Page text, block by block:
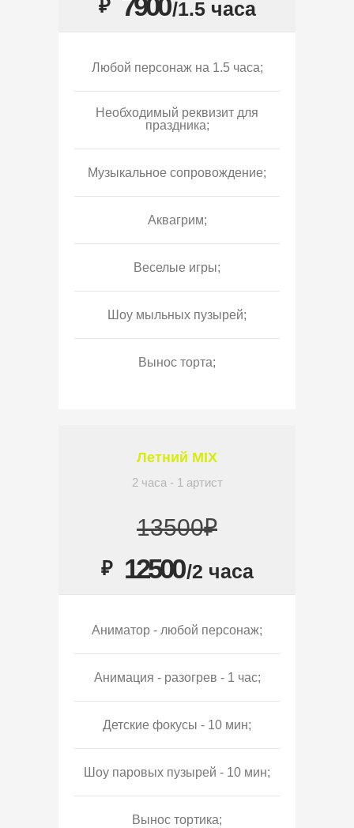
₽ /1.5 часа
Любой персонаж на 1.5 часа;
Необходимый реквизит для
праздника;
Музыкальное сопровождение;
Аквагрим;
Веселые игры;
Шоу мыльных пузырей;
Вынос торта;
Летний MIX
2 часа - 1 артист
13500₽
₽ 12500/2 часа
Аниматор - любой персонаж;
Анимация - разогрев - 1 час;
Детские фокусы - 10 мин;
Шоу паровых пузырей - 10 мин;
Вынос тортика;